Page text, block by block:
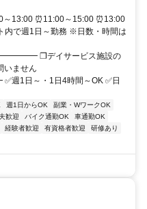
13:00 ⏰11:00～15:00 ⏰13:00
内で週1日～勤務 ※日数・時間は
❐デイサービス施設の
いません
～・1日4時間～OK ✅日
週1日からOK
副業・WワークOK
歓迎 バイク通勤OK
車通勤OK
経験者歓迎 有資格者歓迎
研修あり